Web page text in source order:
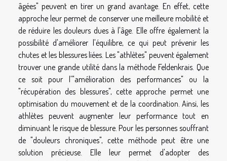
âgées" peuvent en tirer un grand avantage. En effet, cette
approche leur permet de conserver une meilleure mobilité et
de réduire les douleurs dues à l'âge. Elle offre également la
possibilité d'améliorer l'équilibre, ce qui peut prévenir les
chutes et les blessures liées. Les "athlètes" peuvent également
trouver une grande utilité dans la méthode Feldenkrais. Que
ce soit pour l'"amélioration des performances" ou la
"récupération des blessures", cette approche permet une
optimisation du mouvement et de la coordination. Ainsi, les
athlètes peuvent augmenter leur performance tout en
diminuant le risque de blessure. Pour les personnes souffrant
de "douleurs chroniques", cette méthode peut être une
solution précieuse. Elle leur permet d'adopter des